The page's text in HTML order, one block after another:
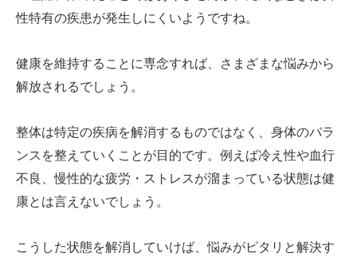
性特有の疾患が発生しにくいようですね。
健康を維持することに専念すれば、さまざまな悩みから
解放されるでしょう。
整体は特定の疾病を解消するものではなく、身体のバラ
ンスを整えていくことが目的です。例えば冷え性や血行
不良、慢性的な疲労・ストレスが溜まっている状態は健
康とは言えないでしょう。
こうした状態を解消していけば、悩みがピタリと解決す